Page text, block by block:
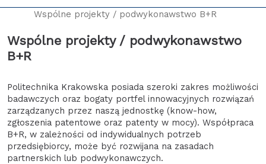
Wspólne projekty / podwykonawstwo B+R
Wspólne projekty / podwykonawstwo
B+R
Politechnika Krakowska posiada szeroki zakres możliwości
badawczych oraz bogaty portfel innowacyjnych rozwiązań
zarządzanych przez naszą jednostkę (know-how,
zgłoszenia patentowe oraz patenty w mocy). Współpraca
B+R, w zależności od indywidualnych potrzeb
przedsiębiorcy, może być rozwijana na zasadach
partnerskich lub podwykonawczych.